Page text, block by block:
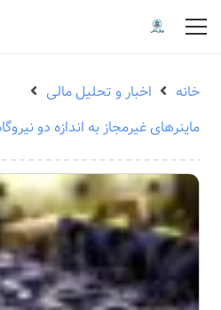
خانه
اخبار و تحلیل مالی
ماینرهای غیرمجاز به اندازه دو